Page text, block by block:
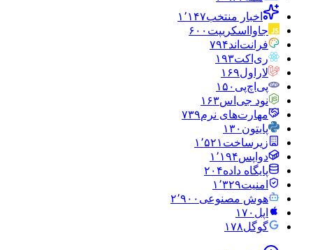
اخبار منتخب۱٬۱۴۷
جاوااسکریپت ۶۰۰
فرانت‌اند۷۹۴
ری‌اکت۱۹۳
لاراول۱۶۹
پی‌اچ‌پی ۱۵۰
نود جی‌اس۱۶۳
مهارت‌های نرم۷۳۹
پایتون ۱۳۰
زیرساخت ۱٬۵۲۱
دواپس۱٬۱۹۴
پایگاه داده۲۰۴
امنیت۱٬۳۲۹
هوش مصنوعی ۲٬۹۰۰
اپل ۱۷۰
گوگل۱۷۸